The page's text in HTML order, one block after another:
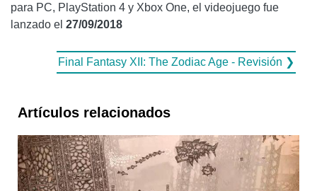
para PC, PlayStation 4 y Xbox One, el videojuego fue
lanzado el 27/09/2018
Final Fantasy XII: The Zodiac Age - Revisión ❯
Artículos relacionados